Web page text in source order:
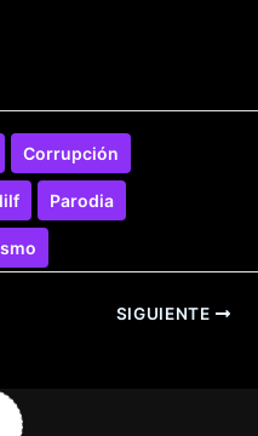
Corrupción
Parodia
SIGUIENTE